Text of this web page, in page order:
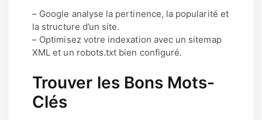
– Google analyse la pertinence, la popularité et
la structure d’un site.
– Optimisez votre indexation avec un sitemap
XML et un robots.txt bien configuré.
Trouver les Bons Mots-
Clés